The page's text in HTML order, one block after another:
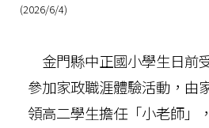
(2026/6/4)
金門縣中正國小學生日前
參加家政職涯體驗活動，由
領高二學生擔任「小老師」